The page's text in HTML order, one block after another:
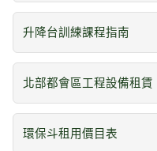
升降台訓練課程指南
北部都會區工程設備租賃
環保斗租用價目表